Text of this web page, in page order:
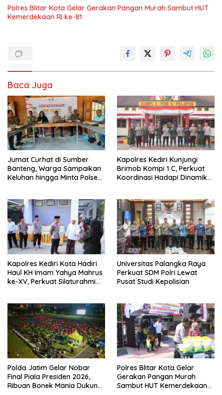
Polres Blitar Kota Gelar Gerakan Pangan Murah Sambut HUT
Kemerdekaan RI ke-81
Baca Juga
Jumat Curhat di Sumber
Banteng, Warga Sampaikan
Keluhan hingga Minta Polsek
Kapolres Kediri Kunjungi
Brimob Kompi 1 C, Perkuat
Koordinasi Hadapi Dinamika
Kapolres Kediri Kota Hadiri
Haul KH Imam Yahya Mahrus
ke-XV, Perkuat Silaturahmi
Universitas Palangka Raya
Perkuat SDM Polri Lewat
Pusat Studi Kepolisian
Polda Jatim Gelar Nobar
Final Piala Presiden 2026,
Ribuan Bonek Mania Dukung
Polres Blitar Kota Gelar
Gerakan Pangan Murah
Sambut HUT Kemerdekaan